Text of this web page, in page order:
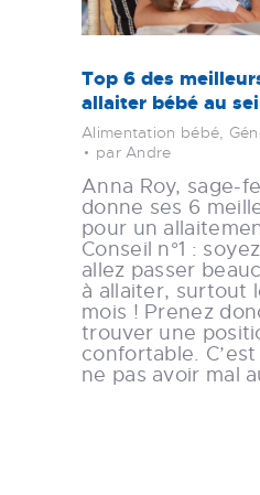
Top 6 des
allaiter bébé au
Alimentation bébé
par Andre
Anna Roy, sage-
donne ses 6
pour un
Conseil n°1 :
allez passer
à allaiter, surtout
mois ! Prenez
trouver une
confortable.
ne pas avoir mal